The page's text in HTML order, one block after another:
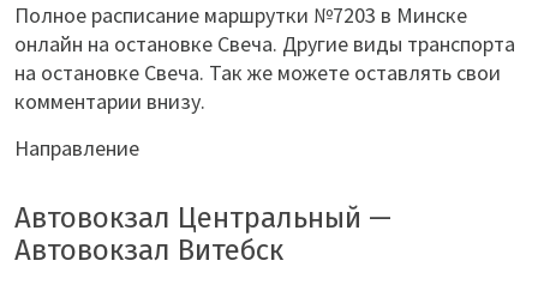
Полное расписание маршрутки №7203 в Минске
онлайн на остановке Свеча. Другие виды транспорта
на остановке Свеча. Так же можете оставлять свои
комментарии внизу.
Направление
Автовокзал Центральный —
Автовокзал Витебск